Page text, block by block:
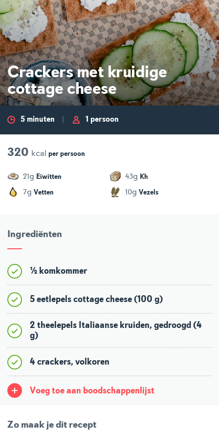
Crackers met kruidige
cottage cheese
5 minuten 1 persoon
320 kcal per persoon
21g Eiwitten 43g Kh
7g Vetten 10g Vezels
Ingrediënten
½ komkommer
5 eetlepels cottage cheese (100 g)
2 theelepels Italiaanse kruiden, gedroogd (4
g)
4 crackers, volkoren
Voeg toe aan boodschappenlijst
Zo maak je dit recept